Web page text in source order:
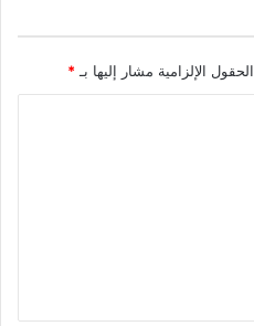
الحقول الإلزامية مشار إليها بـ*